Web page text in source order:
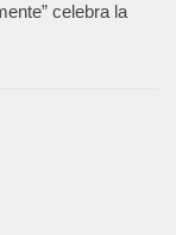
celebra la